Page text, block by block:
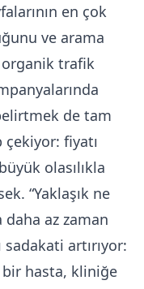
en çok
ve arama
organik trafik
de tam
fiyatı
olasılıkla
“Yaklaşık ne
az zaman
sadakati artırıyor:
hasta, kliniğe